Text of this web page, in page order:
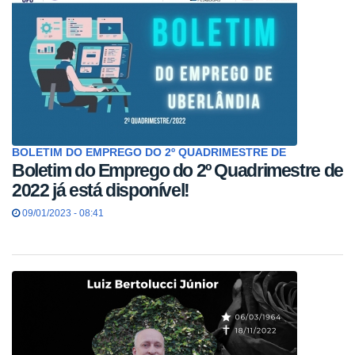
BOLETIM DO EMPREGO DO 2º QUADRIMESTRE DE
Boletim do Emprego do 2º Quadrimestre de
2022 já está disponível!
09/01/2023 - 08:41